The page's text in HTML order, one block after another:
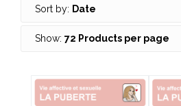
Sort by: Date
Show: 72 Products per page